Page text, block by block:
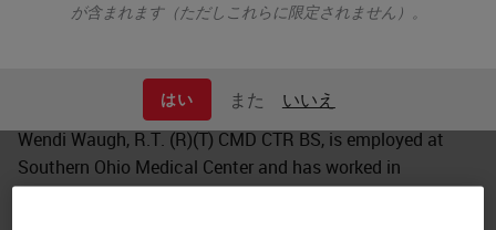
が含まれます（ただしこれらに限定されません）。
はい また いいえ
R.T. (R)(T) CMD CTR BS
Wendi Waugh, R.T. (R)(T) CMD CTR BS, is employed at
Southern Ohio Medical Center and has worked in
healthcare for more than 30 years. Wendi’s current role at